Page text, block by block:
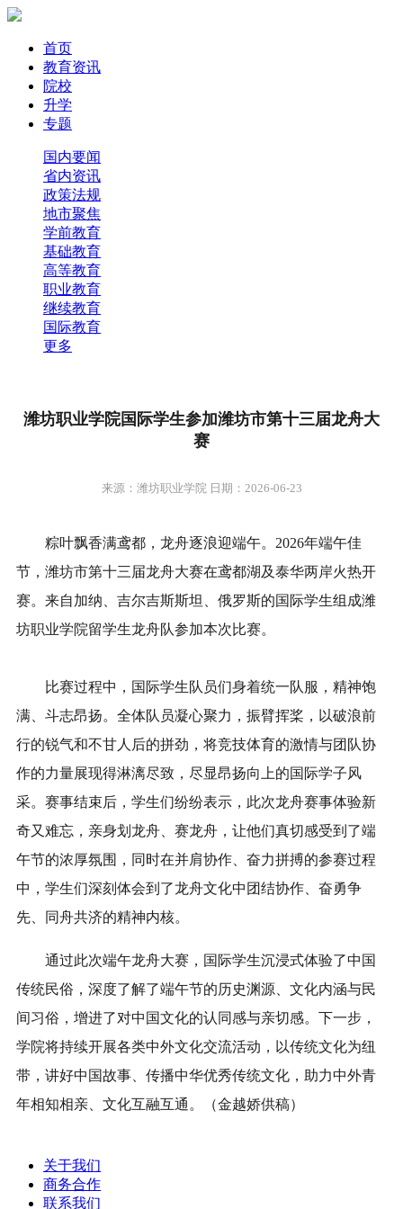
首页
教育资讯
院校
升学
专题
国内要闻
省内资讯
政策法规
地市聚焦
学前教育
基础教育
高等教育
职业教育
继续教育
国际教育
更多
潍坊职业学院国际学生参加潍坊市第十三届龙舟大
赛
来源：潍坊职业学院 日期：2026-06-23
粽叶飘香满鸢都，龙舟逐浪迎端午。2026年端午佳
节，潍坊市第十三届龙舟大赛在鸢都湖及泰华两岸火热开
赛。来自加纳、吉尔吉斯斯坦、俄罗斯的国际学生组成潍
坊职业学院留学生龙舟队参加本次比赛。
比赛过程中，国际学生队员们身着统一队服，精神饱
满、斗志昂扬。全体队员凝心聚力，振臂挥桨，以破浪前
行的锐气和不甘人后的拼劲，将竞技体育的激情与团队协
作的力量展现得淋漓尽致，尽显昂扬向上的国际学子风
采。赛事结束后，学生们纷纷表示，此次龙舟赛事体验新
奇又难忘，亲身划龙舟、赛龙舟，让他们真切感受到了端
午节的浓厚氛围，同时在并肩协作、奋力拼搏的参赛过程
中，学生们深刻体会到了龙舟文化中团结协作、奋勇争
先、同舟共济的精神内核。
通过此次端午龙舟大赛，国际学生沉浸式体验了中国
传统民俗，深度了解了端午节的历史渊源、文化内涵与民
间习俗，增进了对中国文化的认同感与亲切感。下一步，
学院将持续开展各类中外文化交流活动，以传统文化为纽
带，讲好中国故事、传播中华优秀传统文化，助力中外青
年相知相亲、文化互融互通。（金越娇供稿）
关于我们
商务合作
联系我们